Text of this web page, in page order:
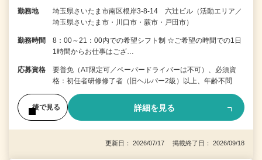
勤務地
埼玉県さいたま市南区根岸3-8-14 六辻ビル（活動エリア／
埼玉県さいたま市・川口市・蕨市・戸田市）
勤務時間
8：00～21：00内での希望シフト制 ☆ご希望の時間での1日
1時間からお仕事はござ…
応募資格
要普免（AT限定可／ペーパードライバーは不可）、必須資
格：初任者研修修了者（旧ヘルパー2級）以上、年齢不問
後で見る 詳細を見る
更新日： 2026/07/17 掲載終了日： 2026/09/18